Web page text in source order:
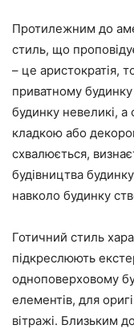
Протилежним до
стиль, що
– це аристократія,
приватному
будинку невеликі,
кладкою або
схвалюється,
будівництва
навколо будинку
Готичний стиль
підкреслюють
одноповерховому
елементів, для
вітражі. Близьким